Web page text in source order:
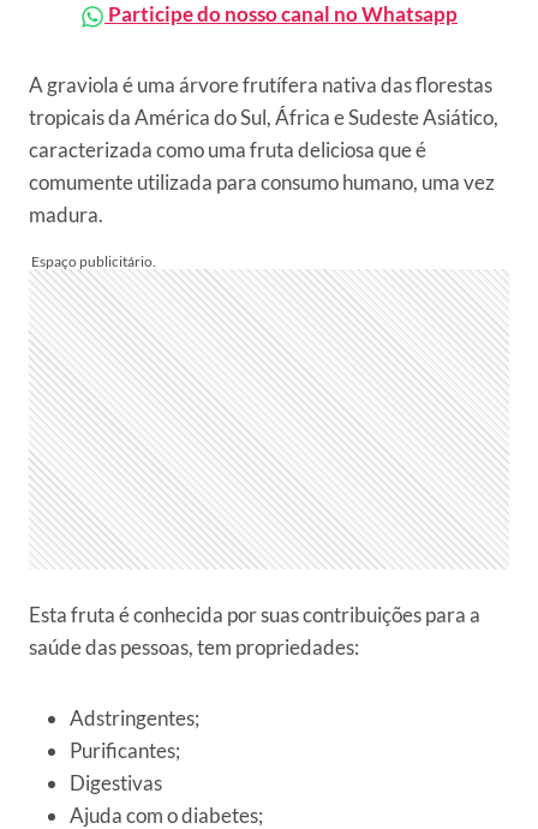
Participe do nosso canal no Whatsapp
A graviola é uma árvore frutífera nativa das florestas
tropicais da América do Sul, África e Sudeste Asiático,
caracterizada como uma fruta deliciosa que é
comumente utilizada para consumo humano, uma vez
madura.
Esta fruta é conhecida por suas contribuições para a
saúde das pessoas, tem propriedades:
Adstringentes;
Purificantes;
Digestivas
Ajuda com o diabetes;